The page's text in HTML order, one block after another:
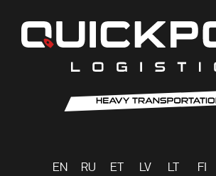
EN RU ET LV LT FI